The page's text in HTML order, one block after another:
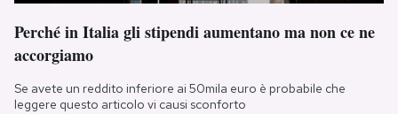
Perché in Italia gli stipendi aumentano ma non ce ne
accorgiamo
Se avete un reddito inferiore ai 50mila euro è probabile che
leggere questo articolo vi causi sconforto